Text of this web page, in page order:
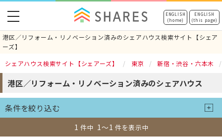
ENGLISH
(home)
ENGLISH
(this page)
港区／リフォーム・リノベーション済みのシェアハウス検索サイト【シェア
ーズ】
toggle
navigation
シェアハウス検索サイト【シェアーズ】 東京 新宿・渋谷・六本木
港区／リフォーム・リノベーション済みのシェアハウス
条件を絞り込む
1 件中 1～1 件を表示中